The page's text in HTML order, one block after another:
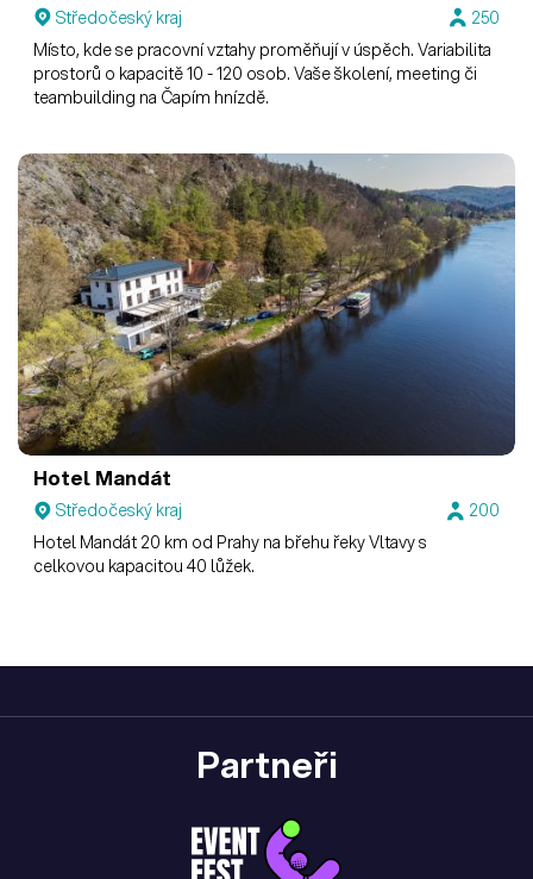
Středočeský kraj
250
Místo, kde se pracovní vztahy proměňují v úspěch. Variabilita
prostorů o kapacitě 10 - 120 osob. Vaše školení, meeting či
teambuilding na Čapím hnízdě.
Hotel Mandát
Středočeský kraj
200
Hotel Mandát 20 km od Prahy na břehu řeky Vltavy s
celkovou kapacitou 40 lůžek.
Partneři